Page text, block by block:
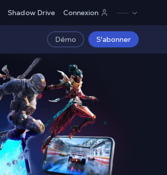
Shadow Drive Connexion
Démo S'abonner